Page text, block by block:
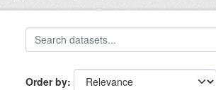
Order by